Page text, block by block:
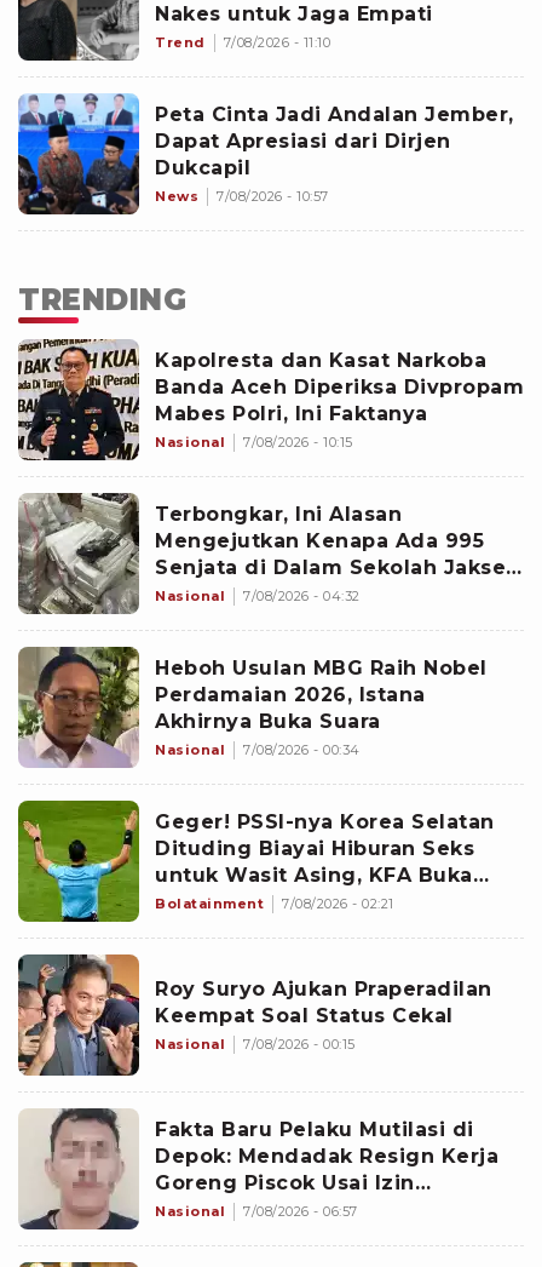
Nakes untuk Jaga Empati
Trend 7/08/2026 - 11:10
Peta Cinta Jadi Andalan Jember,
Dapat Apresiasi dari Dirjen
Dukcapil
News 7/08/2026 - 10:57
TRENDING
Kapolresta dan Kasat Narkoba
Banda Aceh Diperiksa Divpropam
Mabes Polri, Ini Faktanya
Nasional 7/08/2026 - 10:15
Terbongkar, Ini Alasan
Mengejutkan Kenapa Ada 995
Senjata di Dalam Sekolah Jaksel
Sejak 2020
Nasional 7/08/2026 - 04:32
Heboh Usulan MBG Raih Nobel
Perdamaian 2026, Istana
Akhirnya Buka Suara
Nasional 7/08/2026 - 00:34
Geger! PSSI-nya Korea Selatan
Dituding Biayai Hiburan Seks
untuk Wasit Asing, KFA Buka
Suara
Bolatainment 7/08/2026 - 02:21
Roy Suryo Ajukan Praperadilan
Keempat Soal Status Cekal
Nasional 7/08/2026 - 00:15
Fakta Baru Pelaku Mutilasi di
Depok: Mendadak Resign Kerja
Goreng Piscok Usai Izin
Interview di Mal
Nasional 7/08/2026 - 06:57